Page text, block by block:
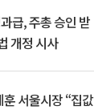
급, 주총 승인 받
개정 시사
서울시장 “집값